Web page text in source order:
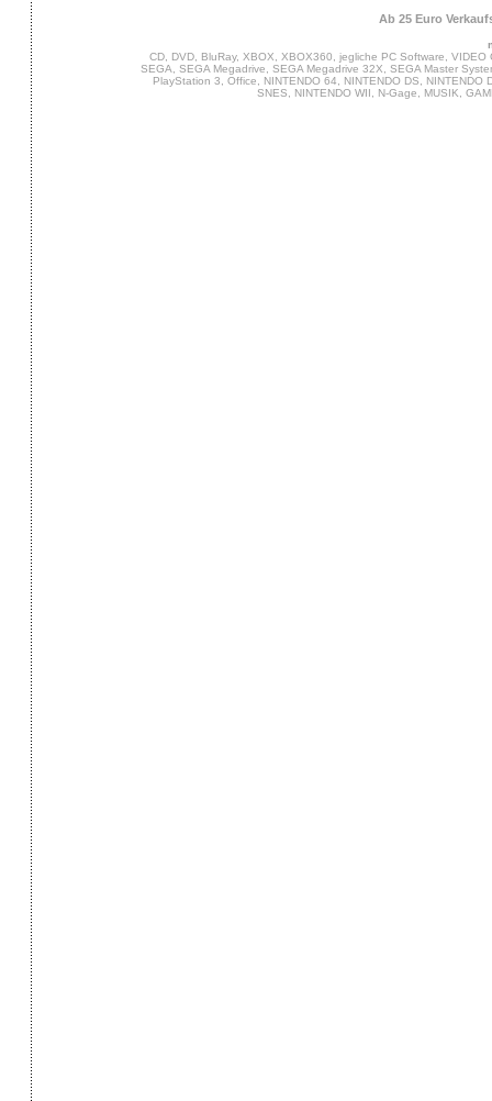
Ab 25 Euro
CD, DVD, BluRay, XBOX, XBOX360, jegliche PC Software,
SEGA, SEGA Megadrive, SEGA Megadrive 32X, SEGA Master
PlayStation 3, Office, NINTENDO 64, NINTENDO DS,
SNES, NINTENDO WII, N-Gage, MUSIK,